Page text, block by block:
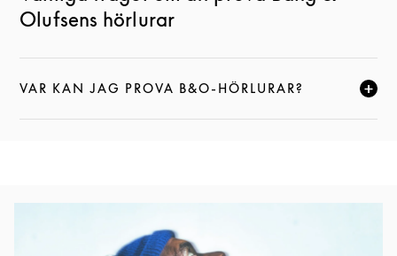
Olufsens hörlurar
VAR KAN JAG PROVA B&O-HÖRLURAR?
KLICKA FÖR ATT EXPANDERA DEN HÄR